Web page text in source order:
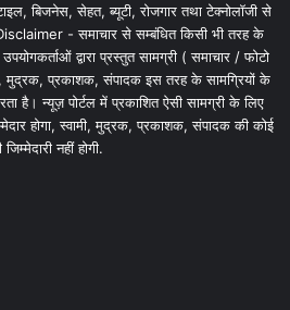
बिजनेस, सेहत, ब्यूटी, रोजगार तथा टेक्नोलॉजी से
- समाचार से सम्बंधित किसी भी तरह के
द्वारा प्रस्तुत सामग्री ( समाचार / फोटो
मुद्रक, प्रकाशक, संपादक इस तरह के सामग्रियों के
है। न्यूज़ पोर्टल में प्रकाशित ऐसी सामग्री के लिए
होगा, स्वामी, मुद्रक, प्रकाशक, संपादक की कोई
जिम्मेदारी नहीं होगी.